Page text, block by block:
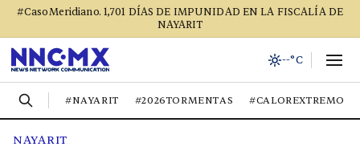
#CasoMeridiano. 1,701 DÍAS DE IMPUNIDAD EN LA FISCALÍA DE
NAYARIT
--°C
#NAYARIT #2026TORMENTAS #CALOREXTREMO
NAYARIT